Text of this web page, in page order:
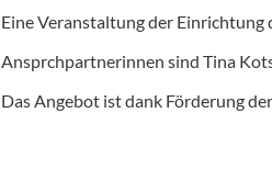
Eine Veranstaltung der Einrichtung
Ansprchpartnerinnen sind Tina
Das Angebot ist dank Förderung